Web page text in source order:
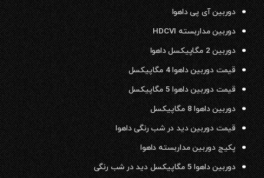
دوربین آی پی داهوا
دوربین مداربسته HDCVI
دوربین 2 مگاپیکسل داهوا
قیمت دوربین داهوا 4 مگاپیکسل
قیمت دوربین داهوا 5 مگاپیکسل
دوربین داهوا 8 مگاپیکسل
قیمت دوربین دید در شب رنگی داهوا
پکیج دوربین مداربسته داهوا
دوربین داهوا 5 مگاپیکسل دید در شب رنگی